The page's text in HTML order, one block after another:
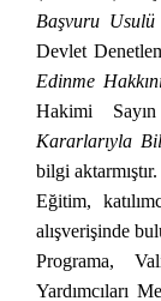
Başvuru
Devlet
Edinme
Hakimi
Kararlarıyla
bilgi aktarmıştır.
Eğitim,
alışverişinde
Programa,
Yardımcıları